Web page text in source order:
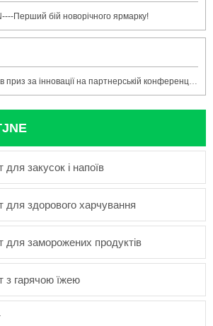
Перший бій новорічного ярмарку!
Вітаємо! Yunshu виграв приз за інновації на партнерській конференції Wechat Pay
для закусок і напоїв
для здорового харчування
для заморожених продуктів
з гарячою їжею